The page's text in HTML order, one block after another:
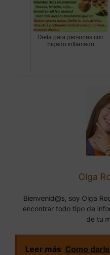
Dieta para personas con
higado inflamado
Olga
Bienvenid@s, soy Olga
encontrar todo tipo de
de tu
Leer más Como